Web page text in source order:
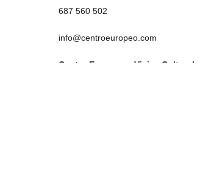
687 560 502
info@centroeuropeo.com
Centro Europeo – Viajes Culturales